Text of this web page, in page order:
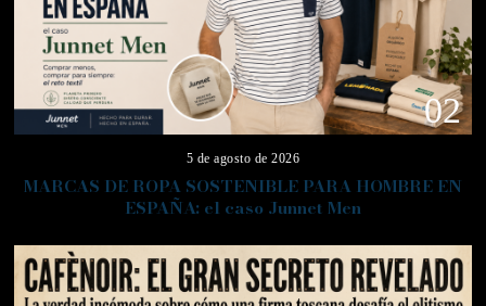
02
5 de agosto de 2026
MARCAS DE ROPA SOSTENIBLE PARA HOMBRE EN
ESPAÑA: el caso Junnet Men